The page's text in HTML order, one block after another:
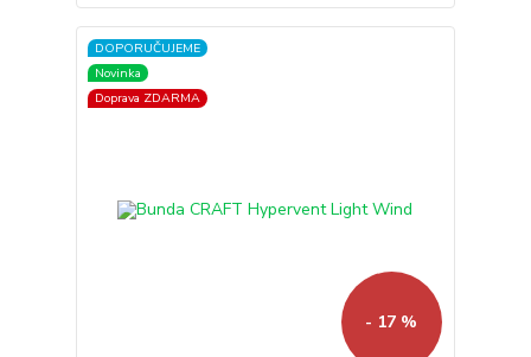
DOPORUČUJEME
Novinka
Doprava ZDARMA
- 17 %